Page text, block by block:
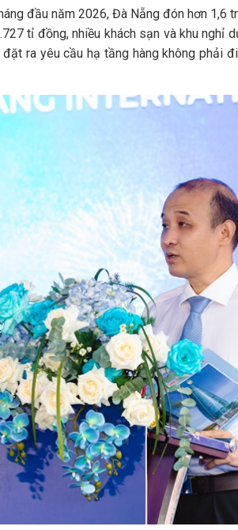
đầu năm 2026, Đà Nẵng đón hơn 1,6
tỉ đồng, nhiều khách sạn và khu nghỉ
ra yêu cầu hạ tầng hàng không phải